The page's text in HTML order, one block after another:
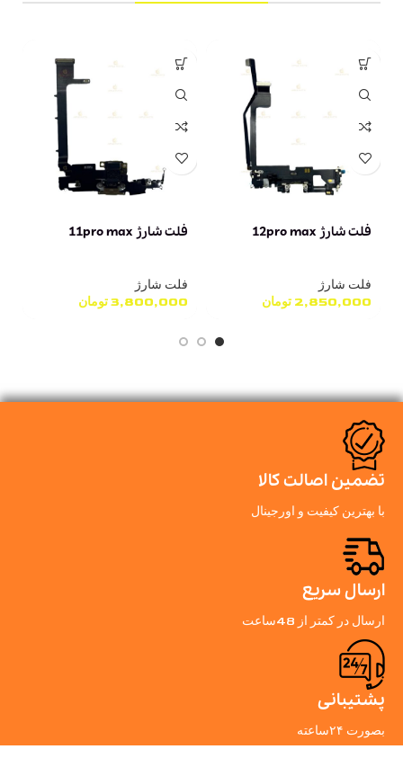
فلت شارژ 12pro max
فلت شارژ
2,850,000 تومان
فلت شارژ 11pro max
فلت شارژ
3,800,000تومان
تضمین اصالت کالا
با بهترین کیفیت و اورجینال
ارسال سریع
ارسال در کمتر از 48ساعت
پشتیبانی
بصورت ۲۴ساعته